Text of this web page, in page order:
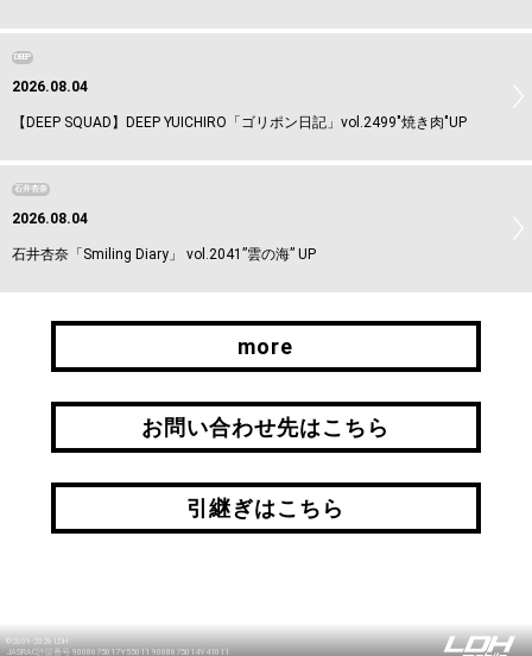
DEEP
2026.08.04
【DEEP SQUAD】DEEP YUICHIRO「ゴリポン日記」vol.2499"焼き肉"UP
石井杏奈
2026.08.04
石井杏奈「Smiling Diary」 vol.2041”雲の海” UP
more
more
お問い合わせ先はこちら
お問い合わせ先はこちら
引継ぎはこちら
引継ぎはこちら
©2009-2026 LDH
JASRAC許諾番号 9008675017Y55011 9008675014Y41011